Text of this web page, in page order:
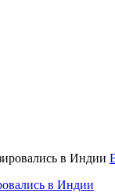
в Индии